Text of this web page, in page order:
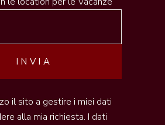
il sito a gestire i miei dati
alla mia richiesta. I dati